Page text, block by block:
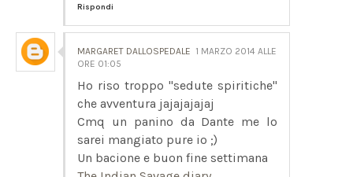
Rispondi
MARGARET DALLOSPEDALE 1 MARZO 2014 ALLE
ORE 01:05
Ho riso troppo "sedute spiritiche"
che avventura jajajajajaj
Cmq un panino da Dante me lo
sarei mangiato pure io ;)
Un bacione e buon fine settimana